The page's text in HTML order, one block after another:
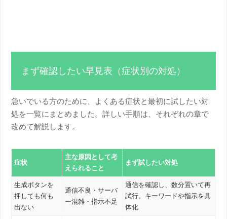
まず確認したい早見表（症状別の対処）
急いでいる方のために、よくある症状と最初に試したい対
処を一覧にまとめました。詳しい手順は、それぞれの章で
改めて解説します。
症状
主な原因として考
えられること
まず試したい対処
生成ボタンを
押しても何も
出ない
通信不良・サーバ
ー混雑・指示不足
通信を確認し、数分置いて再
試行。キーワードや指示を具
体化